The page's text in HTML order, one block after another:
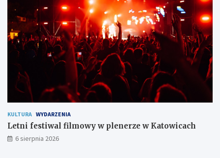
m
e
s
z
KULTURA WYDARZENIA
Letni festiwal filmowy w plenerze w Katowicach
6 sierpnia 2026